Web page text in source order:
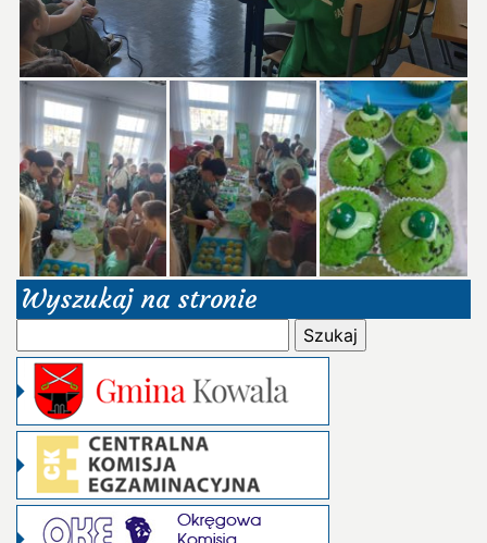
Wyszukaj na stronie